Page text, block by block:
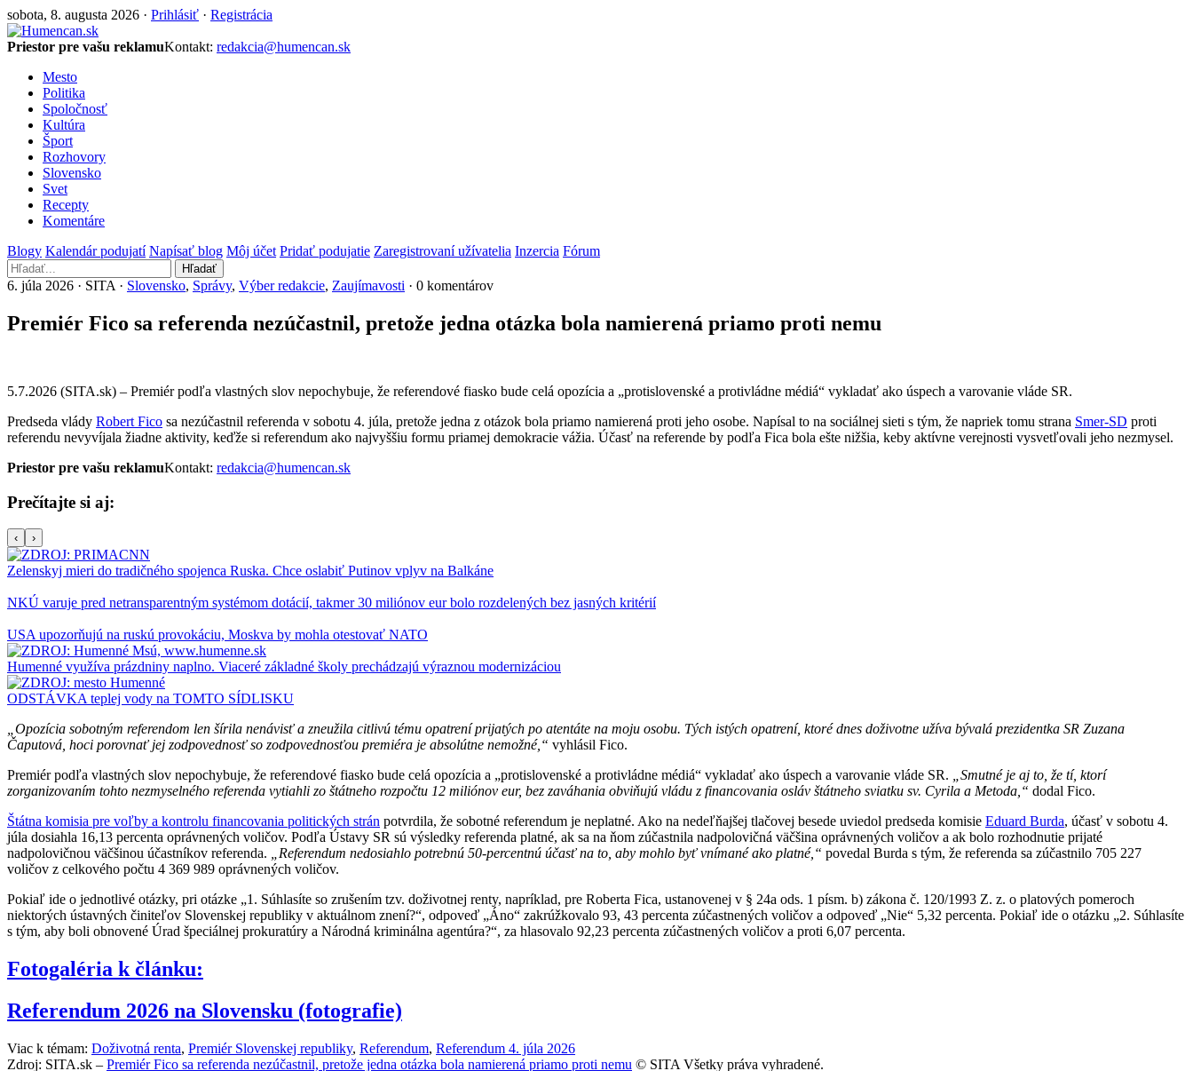
sobota, 8. augusta 2026 · Prihlásiť · Registrácia
Priestor pre vašu reklamuKontakt: redakcia@humencan.sk
Mesto
Politika
Spoločnosť
Kultúra
Šport
Rozhovory
Slovensko
Svet
Recepty
Komentáre
Blogy Kalendár podujatí Napísať blog Môj účet Pridať podujatie Zaregistrovaní užívatelia Inzercia Fórum
Hľadať
6. júla 2026 · SITA · Slovensko, Správy, Výber redakcie, Zaujímavosti · 0 komentárov
Premiér Fico sa referenda nezúčastnil, pretože jedna otázka bola namierená priamo proti nemu
5.7.2026 (SITA.sk) – Premiér podľa vlastných slov nepochybuje, že referendové fiasko bude celá opozícia a „protislovenské a protivládne médiá“ vykladať ako úspech a varovanie vláde SR.
Predseda vlády Robert Fico sa nezúčastnil referenda v sobotu 4. júla, pretože jedna z otázok bola priamo namierená proti jeho osobe. Napísal to na sociálnej sieti s tým, že napriek tomu strana Smer-SD proti
referendu nevyvíjala žiadne aktivity, keďže si referendum ako najvyššiu formu priamej demokracie vážia. Účasť na referende by podľa Fica bola ešte nižšia, keby aktívne verejnosti vysvetľovali jeho nezmysel.
Priestor pre vašu reklamuKontakt: redakcia@humencan.sk
Prečítajte si aj:
‹ ›
Zelenskyj mieri do tradičného spojenca Ruska. Chce oslabiť Putinov vplyv na Balkáne
NKÚ varuje pred netransparentným systémom dotácií, takmer 30 miliónov eur bolo rozdelených bez jasných kritérií
USA upozorňujú na ruskú provokáciu, Moskva by mohla otestovať NATO
Humenné využíva prázdniny naplno. Viaceré základné školy prechádzajú výraznou modernizáciou
ODSTÁVKA teplej vody na TOMTO SÍDLISKU
„​Opozícia sobotným referendom len šírila nenávisť a zneužila citlivú tému opatrení prijatých po atentáte na moju osobu. Tých istých opatrení, ktoré dnes doživotne užíva bývalá prezidentka SR Zuzana
Čaputová, hoci porovnať jej zodpovednosť so zodpovednosťou premiéra je absolútne nemožné,“ vyhlásil Fico.
​Premiér podľa vlastných slov nepochybuje, že referendové fiasko bude celá opozícia a „protislovenské a protivládne médiá“ vykladať ako úspech a varovanie vláde SR.
„Smutné je aj to, že tí, ktorí
zorganizovaním tohto nezmyselného referenda vytiahli zo štátneho rozpočtu 12 miliónov eur, bez zaváhania obviňujú vládu z financovania osláv štátneho sviatku sv. Cyrila a Metoda,“ dodal Fico.
Štátna komisia pre voľby a kontrolu financovania politických strán potvrdila, že sobotné referendum je neplatné. Ako na nedeľňajšej tlačovej besede uviedol predseda komisie Eduard Burda, účasť v sobotu 4.
júla dosiahla 16,13 percenta oprávnených voličov. Podľa Ústavy SR sú výsledky referenda platné, ak sa na ňom zúčastnila nadpolovičná väčšina oprávnených voličov a ak bolo rozhodnutie prijaté
nadpolovičnou väčšinou účastníkov referenda.
„Referendum nedosiahlo potrebnú 50-percentnú účasť na to, aby mohlo byť vnímané ako platné,“ povedal Burda s tým, že referenda sa zúčastnilo 705 227
voličov z celkového počtu 4 369 989 oprávnených voličov.
Pokiaľ ide o jednotlivé otázky, pri otázke „1. Súhlasíte so zrušením tzv. doživotnej renty, napríklad, pre Roberta Fica, ustanovenej v § 24a ods. 1 písm. b) zákona č. 120/1993 Z. z. o platových pomeroch
niektorých ústavných činiteľov Slovenskej republiky v aktuálnom znení?“, odpoveď „Áno“ zakrúžkovalo 93, 43 percenta zúčastnených voličov a odpoveď „Nie“ 5,32 percenta. Pokiaľ ide o otázku „2. Súhlasíte
s tým, aby boli obnovené Úrad špeciálnej prokuratúry a Národná kriminálna agentúra?“, za hlasovalo 92,23 percenta zúčastnených voličov a proti 6,07 percenta.
Fotogaléria k článku:
Referendum 2026 na Slovensku (fotografie)
Viac k témam: Doživotná renta, Premiér Slovenskej republiky, Referendum, Referendum 4. júla 2026
Zdroj: SITA.sk – Premiér Fico sa referenda nezúčastnil, pretože jedna otázka bola namierená priamo proti nemu © SITA Všetky práva vyhradené.